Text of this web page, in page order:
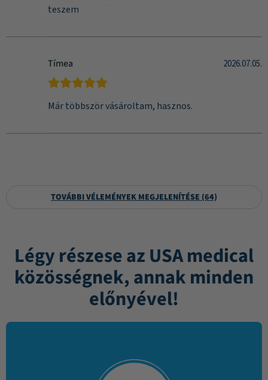
teszem
Tímea 2026.07.05.
Már többször vásároltam, hasznos.
TOVÁBBI VÉLEMÉNYEK MEGJELENÍTÉSE (64)
Légy részese az USA medical
közösségnek, annak minden
előnyével!